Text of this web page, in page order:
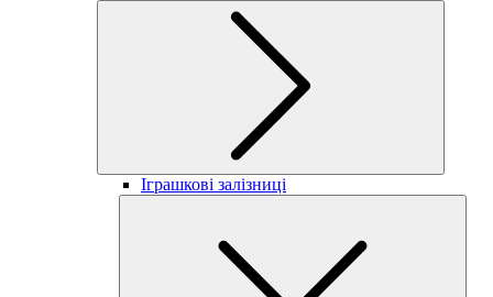
Іграшкові залізниці